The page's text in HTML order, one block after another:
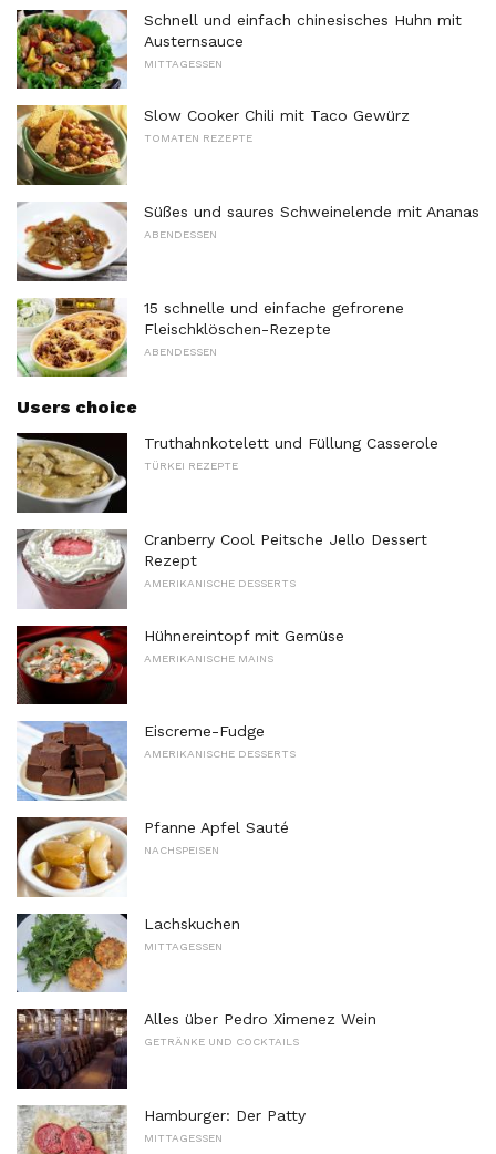
Schnell und einfach chinesisches Huhn mit
Austernsauce
MITTAGESSEN
Slow Cooker Chili mit Taco Gewürz
TOMATEN REZEPTE
Süßes und saures Schweinelende mit Ananas
ABENDESSEN
15 schnelle und einfache gefrorene
Fleischklöschen-Rezepte
ABENDESSEN
Users choice
Truthahnkotelett und Füllung Casserole
TÜRKEI REZEPTE
Cranberry Cool Peitsche Jello Dessert
Rezept
AMERIKANISCHE DESSERTS
Hühnereintopf mit Gemüse
AMERIKANISCHE MAINS
Eiscreme-Fudge
AMERIKANISCHE DESSERTS
Pfanne Apfel Sauté
NACHSPEISEN
Lachskuchen
MITTAGESSEN
Alles über Pedro Ximenez Wein
GETRÄNKE UND COCKTAILS
Hamburger: Der Patty
MITTAGESSEN